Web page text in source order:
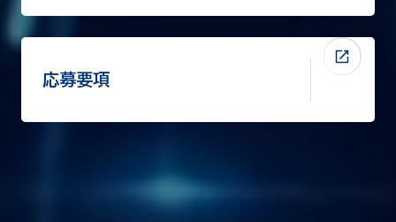
応募要項